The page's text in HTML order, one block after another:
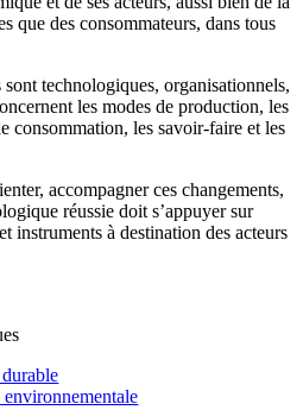
que des consommateurs, dans tous
sont technologiques, organisationnels,
les modes de production, les
consommation, les savoir-faire et les
accompagner ces changements,
réussie doit s’appuyer sur
instruments à destination des acteurs